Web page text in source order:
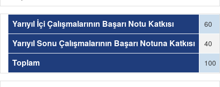
Yarıyıl İçi Çalışmalarının Başarı Notu Katkısı 60
Yarıyıl Sonu Çalışmalarının Başarı Notuna Katkısı 40
Toplam 100